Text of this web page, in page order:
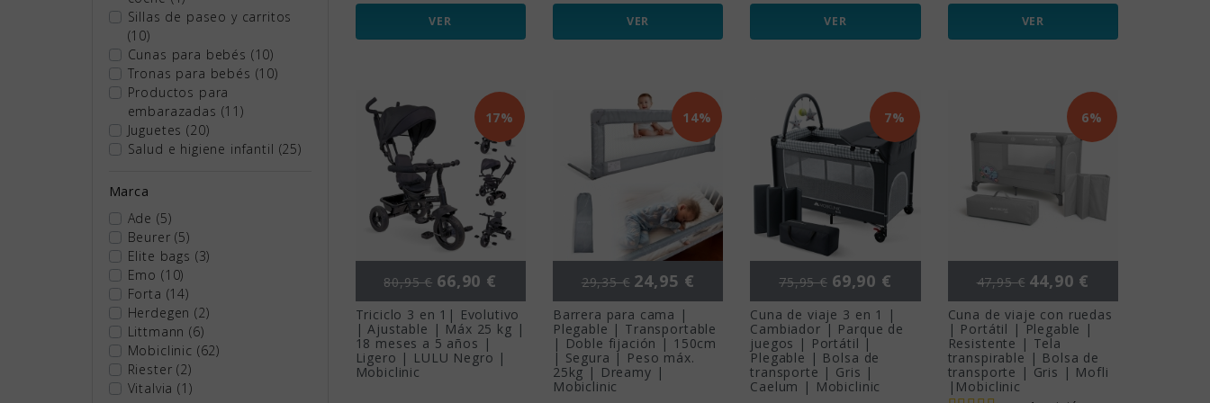
Sillas de paseo y carritos
(10)
Cunas para bebés (10)
Tronas para bebés (10)
Productos para
embarazadas (11)
Juguetes(20)
Salud e higiene infantil (25)
Marca
Ade (5)
Beurer(5)
Elite bags (3)
Emo (10)
Forta (14)
Herdegen(2)
Littmann(6)
Mobiclinic (62)
Riester(2)
Vitalvia(1)
VER VER VER VER
Precio base
80,95 € Precio
66,90 €
Triciclo 3 en 1| Evolutivo
| Ajustable | Máx 25 kg |
18 meses a 5 años |
Ligero | LULU Negro |
Mobiclinic
17%
Precio base
29,35 € Precio
24,95 €
Barrera para cama |
Plegable | Transportable
| Doble fijación | 150cm
| Segura | Peso máx.
25kg | Dreamy |
Mobiclinic
14%
Precio base
75,95 € Precio
69,90 €
Cuna de viaje 3 en 1 |
Cambiador | Parque de
juegos | Portátil |
Plegable | Bolsa de
transporte | Gris |
Caelum | Mobiclinic
7%
Precio base
47,95 € Precio
44,90 €
Cuna de viaje con ruedas
| Portátil | Plegable |
Resistente | Tela
transpirable | Bolsa de
transporte | Gris | Mofli
|Mobiclinic
6%